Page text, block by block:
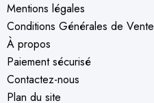
Mentions légales
Conditions Générales de Vente
À propos
Paiement sécurisé
Contactez-nous
Plan du site